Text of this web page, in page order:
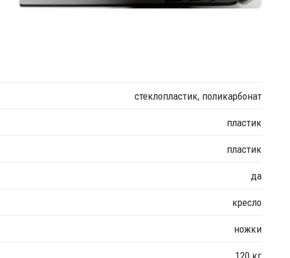
стеклопластик, поликарбонат
пластик
пластик
да
кресло
ножки
120 кг